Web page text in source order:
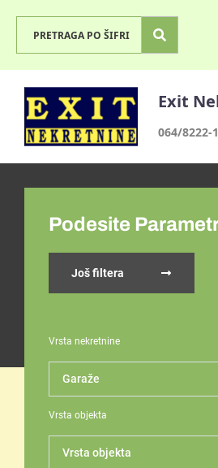
Exit
064/8222-
Podesite
Još filtera
Vrsta nekretnine
Vrsta objekta